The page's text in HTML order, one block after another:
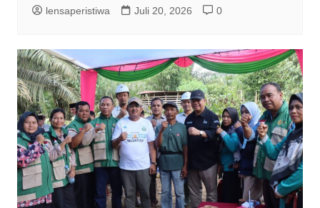
lensaperistiwa Juli 20, 2026 0